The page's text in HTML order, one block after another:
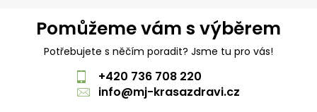
Pomůžeme vám s výběrem
Potřebujete s něčím poradit? Jsme tu pro vás!
+420 736 708 220
info@mj-krasazdravi.cz